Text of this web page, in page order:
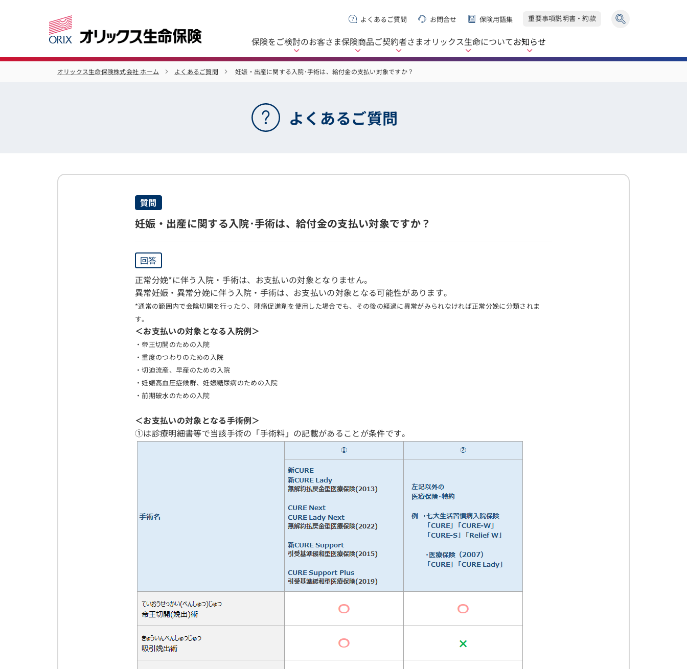
保険をご検討のお客さま保険商品ご契約者さまオリックス生命についてお知らせ
よくあるご質問 お問合せ 保険用語集 重要事項説明書・約款
オリックス生命保険株式会社 ホーム よくあるご質問 妊娠・出産に関する入院･手術は、給付金の支払い対象ですか？
よくあるご質問
質問
妊娠・出産に関する入院･手術は、給付金の支払い対象ですか？
回答
正常分娩*に伴う入院・手術は、お支払いの対象となりません。
異常妊娠・異常分娩に伴う入院・手術は、お支払いの対象となる可能性があります。
*通常の範囲内で会陰切開を行ったり、陣痛促進剤を使用した場合でも、その後の経過に異常がみられなければ正常分娩に分類されま
す。
＜お支払いの対象となる入院例＞
・帝王切開のための入院
・重度のつわりのための入院
・切迫流産、早産のための入院
・妊娠高血圧症候群、妊娠糖尿病のための入院
・前期破水のための入院
＜お支払いの対象となる手術例＞
①は診療明細書等で当該手術の「手術料」の記載があることが条件です。